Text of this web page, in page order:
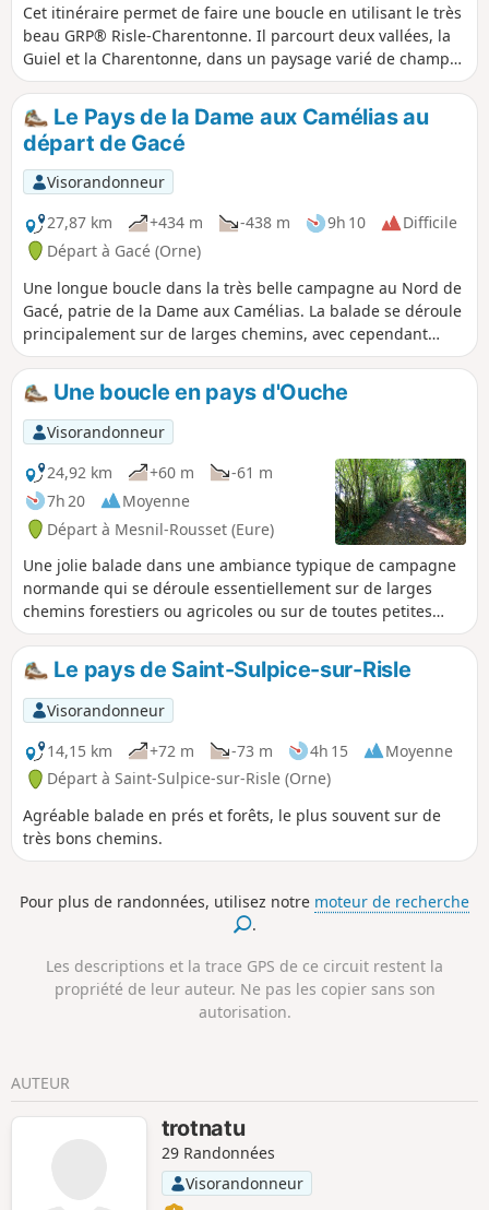
Cet itinéraire permet de faire une boucle en utilisant le très
beau GRP® Risle-Charentonne. Il parcourt deux vallées, la
Guiel et la Charentonne, dans un paysage varié de champs,
prairies, bois, bords de petites rivières. Le balisage est
assez bon sur la partie qui suit le GRP®, Jaune et Rouge,
souvent doublé d'un autre balisage PR® Jaune. En revanche
sur la partie hors GRP® qui ferme la boucle il n'y a aucun
balisage. Le tracé GPS peut se révéler bien utile pour se
repérer.
Le Pays de la Dame aux Camélias au
départ de Gacé
Visorandonneur
27,87 km
+434 m -438 m 9h 10
Difficile
Départ à Gacé (Orne)
Une longue boucle dans la très belle campagne au Nord de
Gacé, patrie de la Dame aux Camélias. La balade se déroule
principalement sur de larges chemins, avec cependant
quelques passages sur petites routes et d'autres sur de
petits sentiers plus étroits. La difficulté principale est la
longueur. En deux endroits, un petit ruisseau mal entretenu
envahit le chemin ce qui conduit à quelques acrobaties en
bordure ou à se mouiller les pieds.
Une boucle en pays d'Ouche
Visorandonneur
24,92 km
+60 m
-61 m
7h 20
Moyenne
Départ à Mesnil-Rousset (Eure)
Une jolie balade dans une ambiance typique de campagne
normande qui se déroule essentiellement sur de larges
chemins forestiers ou agricoles ou sur de toutes petites
routes goudronnées sans passage. À éviter cependant si
l'on est allergique au goudron. La première partie du circuit
suit le GRP® Risle-Charentonne. Il n'y a aucune difficulté si
ce n'est l'absence presque complète de balisage, la trace
GPS est sans doute indispensable pour bien suivre le
circuit, et la longueur.
Le pays de Saint-Sulpice-sur-Risle
Visorandonneur
14,15 km
+72 m -73 m 4h 15
Moyenne
Départ à Saint-Sulpice-sur-Risle (Orne)
Agréable balade en prés et forêts, le plus souvent sur de
très bons chemins.
Pour plus de randonnées, utilisez notre moteur de recherche
.
Les descriptions et la trace GPS de ce circuit restent la
propriété de leur auteur. Ne pas les copier sans son
autorisation.
AUTEUR
trotnatu
29 Randonnées
Visorandonneur